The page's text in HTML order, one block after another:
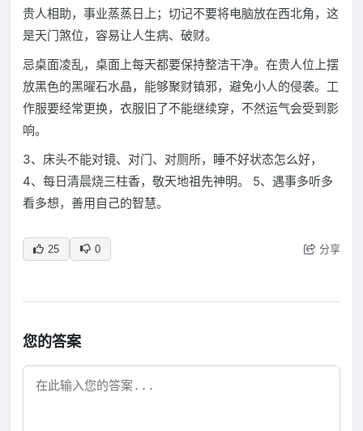
贵人相助，事业蒸蒸日上；切记不要将电脑放在西北角，这
是天门煞位，容易让人生病、破财。
忌桌面凌乱，桌面上每天都要保持整洁干净。在贵人位上摆
放黑色的黑曜石水晶，能够聚财镇邪，避免小人的侵袭。工
作服要经常更换，衣服旧了不能继续穿，不然运气会受到影
响。
3、床头不能对镜、对门、对厕所，睡不好状态怎么好，
4、每日清晨烧三柱香，敬天地祖先神明。 5、遇事多听多
看多想，善用自己的智慧。
25 0 分享
您的答案